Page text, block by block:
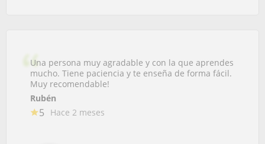
Una persona muy agradable y con la que aprendes
mucho. Tiene paciencia y te enseña de forma fácil.
Muy recomendable!
Rubén
5 Hace 2 meses